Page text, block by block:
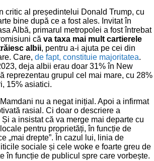
critic al președintelui Donald Trump, cu
bine după ce a fost ales. Invitat în
Albă, primarul metropolei a fost întrebat
că va taxa mai mult cartierele
albii, pentru a-i ajuta pe cei din
Care, de fapt, constituie majoritatea.
deja albii erau doar 31% în New
reprezentau grupul cel mai mare, cu 28%
15% asiatici.
nu a negat inițial. Apoi a infirmat
rasial. Ci doar o descriere a
a insistat că va merge mai departe cu
pentru proprietăți, în funcție de
„mai drepte”. În cazul lui, linia de
sociale și cele woke e foarte greu de
în funcție de publicul spre care vorbește.